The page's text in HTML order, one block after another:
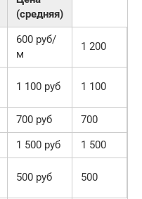
(средняя)
600 руб/
м
1 200
1 100 руб 1 100
700 руб
700
1 500 руб
1 500
500 руб 500